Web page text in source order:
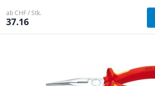
ab CHF / Stk.
37.16